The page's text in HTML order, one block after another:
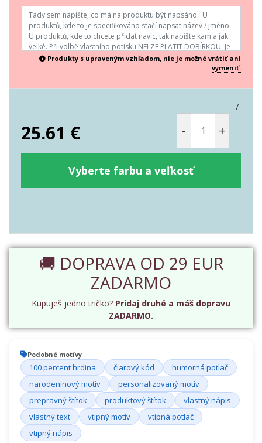
Produkty s upraveným vzhľadom, nie je možné vrátiť ani
vymeniť.
/
25.61 € - +
Vyberte farbu a veľkosť
🚚 DOPRAVA OD 29 EUR
ZADARMO
Kupuješ jedno tričko? Pridaj druhé a máš dopravu
ZADARMO.
Podobné motívy
100 percent hrdina čiarový kód
humorná potlač
narodeninový motív
personalizovaný motív
prepravný štítok
produktový štítok
vlastný nápis
vlastný text
vtipný motív
vtipná potlač
vtipný nápis